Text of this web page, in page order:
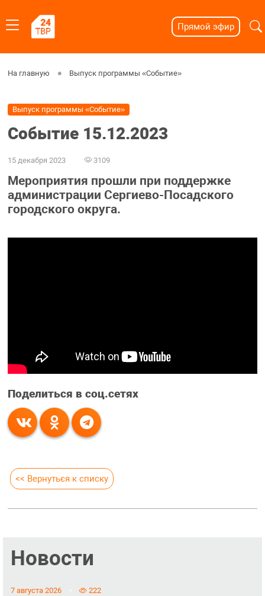
Прямой эфир
На главную Выпуск программы «Событие»
Выпуск программы «Событие»
Событие 15.12.2023
15 декабря 2023 3109
Мероприятия прошли при поддержке
администрации Сергиево-Посадского
городского округа.
Поделиться в соц.сетях
<< Вернуться к списку
Новости
7 августа 2026 222